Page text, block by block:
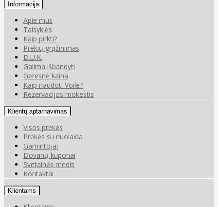
Informacija
Apie mus
Taisyklės
Kaip pirkti?
Prekių grąžinimas
D.U.K.
Galima išbandyti
Geresnė kaina
Kaip naudoti Voile?
Rezervacijos mokestis
Klientų aptarnavimas
Visos prekės
Prekės su nuolaida
Gamintojai
Dovanų kuponai
Svetainės medis
Kontaktai
Klientams